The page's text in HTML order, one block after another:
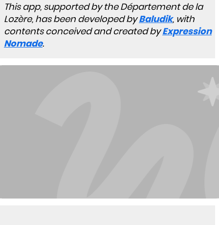
This app, supported by the Département de la
Lozère, has been developed by Baludik, with
contents conceived and created by Expression
Nomade.